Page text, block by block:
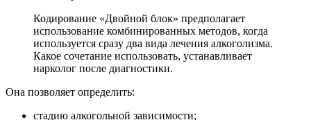
Кодирование «Двойной блок» предполагает
использование комбинированных методов, когда
используется сразу два вида лечения алкоголизма.
Какое сочетание использовать, устанавливает
нарколог после диагностики.
Она позволяет определить:
стадию алкогольной зависимости;